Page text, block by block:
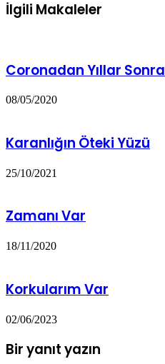
İlgili Makaleler
Coronadan Yıllar Sonra
08/05/2020
Karanlığın Öteki Yüzü
25/10/2021
Zamanı Var
18/11/2020
Korkularım Var
02/06/2023
Bir yanıt yazın